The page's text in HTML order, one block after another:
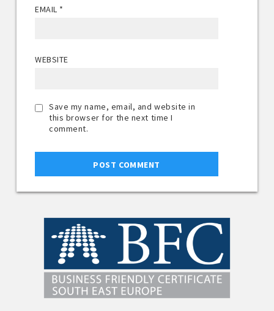
EMAIL *
WEBSITE
Save my name, email, and website in
this browser for the next time I
comment.